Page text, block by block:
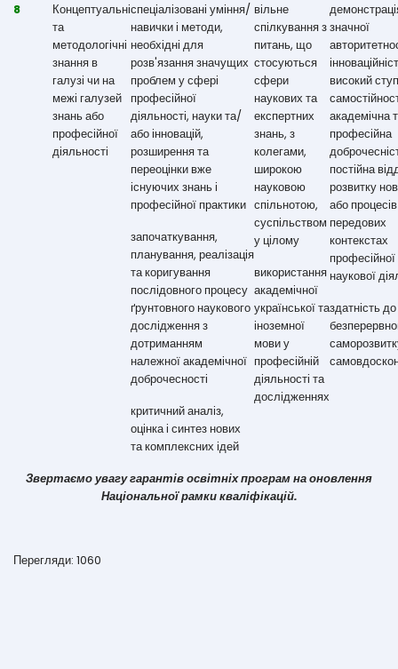
8
Концептуальні
та
методологічні
знання в
галузі чи на
межі галузей
знань або
професійної
діяльності
спеціалізовані уміння/
навички і методи,
необхідні для
розв'язання значущих
проблем у сфері
професійної
діяльності, науки та/
або інновацій,
розширення та
переоцінки вже
існуючих знань і
професійної практики
започаткування,
планування, реалізація
та коригування
послідовного процесу
ґрунтовного наукового
дослідження з
дотриманням
належної академічної
доброчесності
критичний аналіз,
оцінка і синтез нових
та комплексних ідей
вільне
спілкування з
питань, що
стосуються
сфери
наукових та
експертних
знань, з
колегами,
широкою
науковою
спільнотою,
суспільством
у цілому
використання
академічної
української та
іноземної
мови у
професійній
діяльності та
дослідженнях
значної
високий
академічна
професійна
постійна
розвитку
або
передових
контекстах
професійної
наукової
здатність до
Звертаємо увагу гарантів освітніх програм на оновлення
Національної рамки кваліфікацій.
Перегляди: 1060